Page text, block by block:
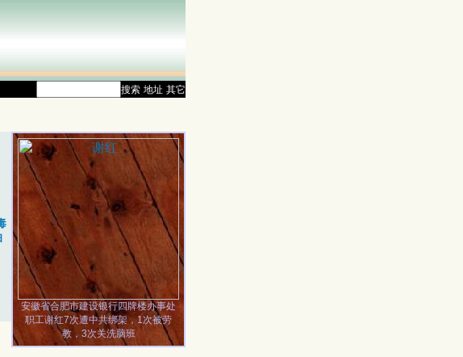
搜索 地址 其它
安徽省合肥市建设银行四牌楼办事处
职工谢红7次遭中共绑架，1次被劳
教，3次关洗脑班